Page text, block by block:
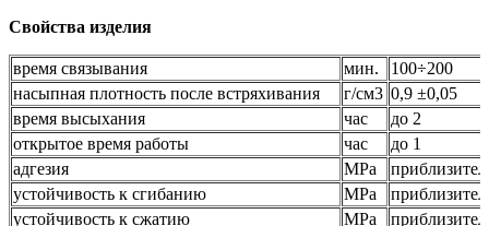
Свойства изделия
время связывания мин.
100÷200
насыпная плотность после встряхивания
г/cм3 0,9 ±0,05
время высыхания
час
до 2
открытое время работы
час
до 1
адгезия
MPa
устойчивость к сгибанию
MPa
устойчивость к сжатию
MPa